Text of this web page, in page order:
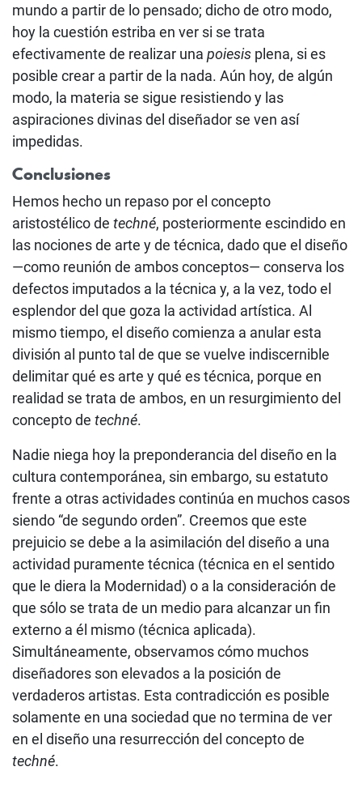
mundo a partir de lo pensado; dicho de otro modo,
hoy la cuestión estriba en ver si se trata
efectivamente de realizar una poiesis plena, si es
posible crear a partir de la nada. Aún hoy, de algún
modo, la materia se sigue resistiendo y las
aspiraciones divinas del diseñador se ven así
impedidas.
Conclusiones
Hemos hecho un repaso por el concepto
aristostélico de techné, posteriormente escindido en
las nociones de arte y de técnica, dado que el diseño
—como reunión de ambos conceptos— conserva los
defectos imputados a la técnica y, a la vez, todo el
esplendor del que goza la actividad artística. Al
mismo tiempo, el diseño comienza a anular esta
división al punto tal de que se vuelve indiscernible
delimitar qué es arte y qué es técnica, porque en
realidad se trata de ambos, en un resurgimiento del
concepto de techné.
Nadie niega hoy la preponderancia del diseño en la
cultura contemporánea, sin embargo, su estatuto
frente a otras actividades continúa en muchos casos
siendo “de segundo orden”. Creemos que este
prejuicio se debe a la asimilación del diseño a una
actividad puramente técnica (técnica en el sentido
que le diera la Modernidad) o a la consideración de
que sólo se trata de un medio para alcanzar un fin
externo a él mismo (técnica aplicada).
Simultáneamente, observamos cómo muchos
diseñadores son elevados a la posición de
verdaderos artistas. Esta contradicción es posible
solamente en una sociedad que no termina de ver
en el diseño una resurrección del concepto de
techné.